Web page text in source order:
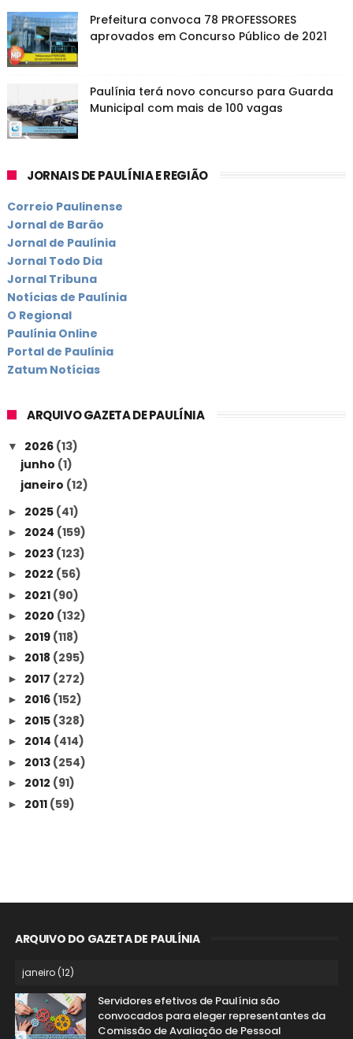
Prefeitura convoca 78 PROFESSORES
aprovados em Concurso Público de 2021
Paulínia terá novo concurso para Guarda
Municipal com mais de 100 vagas
JORNAIS DE PAULÍNIA E REGIÃO
Correio Paulinense
Jornal de Barão
Jornal de Paulínia
Jornal Todo Dia
Jornal Tribuna
Notícias de Paulínia
O Regional
Paulínia Online
Portal de Paulínia
Zatum Notícias
ARQUIVO GAZETA DE PAULÍNIA
▼ 2026 (13)
junho (1)
janeiro (12)
► 2025 (41)
► 2024 (159)
► 2023 (123)
► 2022 (56)
► 2021 (90)
► 2020 (132)
► 2019 (118)
► 2018 (295)
► 2017 (272)
► 2016 (152)
► 2015 (328)
► 2014 (414)
► 2013 (254)
► 2012 (91)
► 2011 (59)
ARQUIVO DO GAZETA DE PAULÍNIA
Servidores efetivos de Paulínia são
convocados para eleger representantes da
Comissão de Avaliação de Pessoal